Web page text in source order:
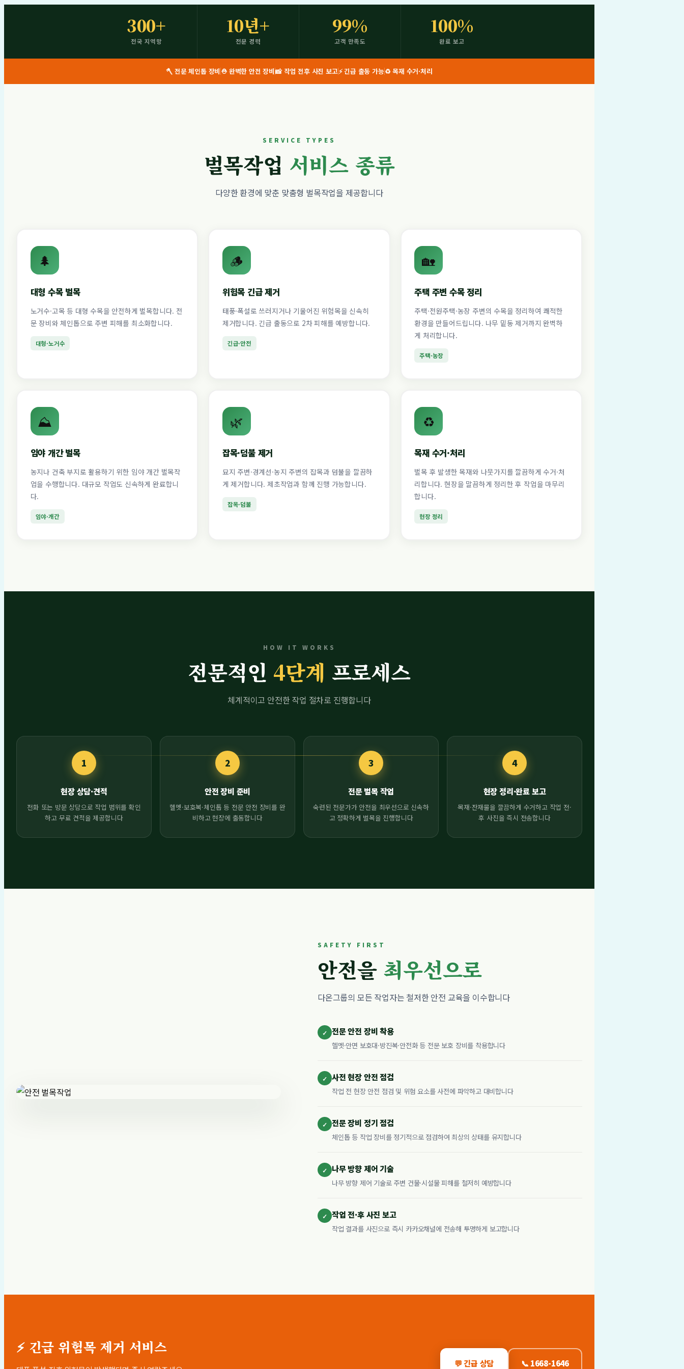
300+
전국 지역망
10년+
전문 경력
99%
고객 만족도
100%
완료 보고
🪓 전문 체인톱 장비 ⛑️ 완벽한 안전 장비📸 작업 전후 사진 보고⚡ 긴급 출동 가능♻️ 목재 수거·처리
SERVICE TYPES
벌목작업 서비스 종류
다양한 환경에 맞춘 맞춤형 벌목작업을 제공합니다
🌲
대형 수목 벌목
노거수·고목 등 대형 수목을 안전하게 벌목합니다. 전
문 장비와 체인톱으로 주변 피해를 최소화합니다.
대형·노거수
🪵
위험목 긴급 제거
태풍·폭설로 쓰러지거나 기울어진 위험목을 신속히
제거합니다. 긴급 출동으로 2차 피해를 예방합니다.
긴급·안전
🏡
주택 주변 수목 정리
주택·전원주택·농장 주변의 수목을 정리하여 쾌적한
환경을 만들어드립니다. 나무 밑동 제거까지 완벽하
게 처리합니다.
주택·농장
⛰️
임야 개간 벌목
농지나 건축 부지로 활용하기 위한 임야 개간 벌목작
업을 수행합니다. 대규모 작업도 신속하게 완료합니
다.
임야·개간
🌿
잡목·덤불 제거
묘지 주변·경계선·농지 주변의 잡목과 덤불을 깔끔하
게 제거합니다. 제초작업과 함께 진행 가능합니다.
잡목·덤불
♻️
목재 수거·처리
벌목 후 발생한 목재와 나뭇가지를 깔끔하게 수거·처
리합니다. 현장을 말끔하게 정리한 후 작업을 마무리
합니다.
현장 정리
HOW IT WORKS
전문적인 4단계 프로세스
체계적이고 안전한 작업 절차로 진행합니다
1
현장 상담·견적
전화 또는 방문 상담으로 작업 범위를 확인
하고 무료 견적을 제공합니다
2
안전 장비 준비
헬멧·보호복·체인톱 등 전문 안전 장비를 완
비하고 현장에 출동합니다
3
전문 벌목 작업
숙련된 전문가가 안전을 최우선으로 신속하
고 정확하게 벌목을 진행합니다
4
현장 정리·완료 보고
목재·잔재물을 깔끔하게 수거하고 작업 전·
후 사진을 즉시 전송합니다
SAFETY FIRST
안전을 최우선으로
다온그룹의 모든 작업자는 철저한 안전 교육을 이수합니다
✓ 전문 안전 장비 착용
헬멧·안면 보호대·방진복·안전화 등 전문 보호 장비를 착용합니다
✓ 사전 현장 안전 점검
작업 전 현장 안전 점검 및 위험 요소를 사전에 파악하고 대비합니다
✓ 전문 장비 정기 점검
체인톱 등 작업 장비를 정기적으로 점검하여 최상의 상태를 유지합니다
✓ 나무 방향 제어 기술
나무 방향 제어 기술로 주변 건물·시설물 피해를 철저히 예방합니다
✓ 작업 전·후 사진 보고
작업 결과를 사진으로 즉시 카카오채널에 전송해 투명하게 보고합니다
⚡ 긴급 위험목 제거 서비스
💬 긴급 상담 📞 1668-1646